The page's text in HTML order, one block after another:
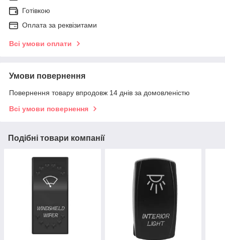
Готівкою
Оплата за реквізитами
Всі умови оплати
Умови повернення
Повернення товару впродовж 14 днів за домовленістю
Всі умови повернення
Подібні товари компанії